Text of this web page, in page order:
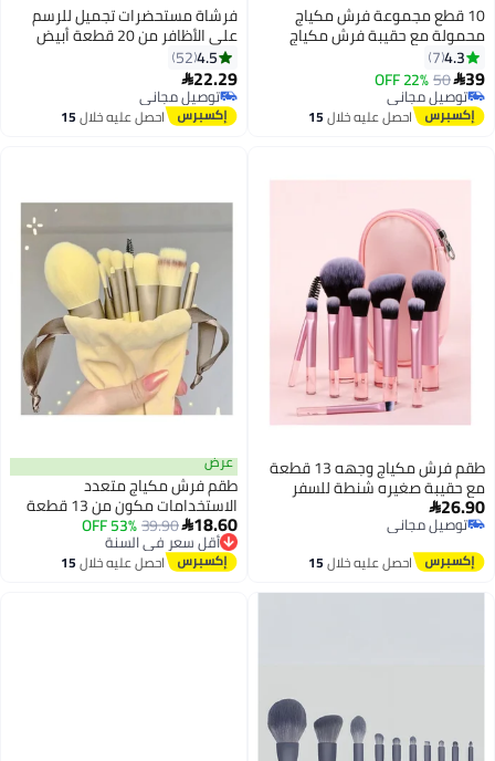
2
10 قطع مجموعة فرش مكياج
محمولة مع حقيبة فرش مكياج
محمولة بحجم مناسب للسفر فرش
مكياج احترافية للنساء والفتيات
4.3
7
39
50
22% OFF
توصيل مجاني
توصيل مجانياحصل عليه خلال15
فرشاة مستحضرات تجميل للرسم
على الأظافر من 20 قطعة أبيض
4.5
52
22.29
توصيل مجاني
توصيل مجانياحصل عليه خلال15
طقم فرش مكياج وجهه 13 قطعة
مع حقيبة صغيره شنطة للسفر
26.90
توصيل مجاني
توصيل مجاني
احصل عليه خلال15
عرض
طقم فرش مكياج متعدد
الاستخدامات مكون من 13 قطعة
أصفر وردي
18.60
39.90
53% OFF
أقل سعر في السنة
توصيل مجاني
أقل سعر في السنة
احصل عليه خلال15